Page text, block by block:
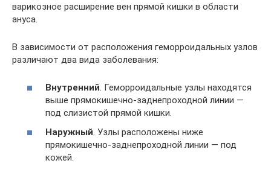
варикозное расширение вен прямой кишки в области
ануса.
В зависимости от расположения геморроидальных узлов
различают два вида заболевания:
Внутренний. Геморроидальные узлы находятся
выше прямокишечно-заднепроходной линии —
под слизистой прямой кишки.
Наружный . Узлы расположены ниже
прямокишечно-заднепроходной линии — под
кожей.